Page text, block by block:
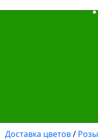
Доставка цветов/ Розы